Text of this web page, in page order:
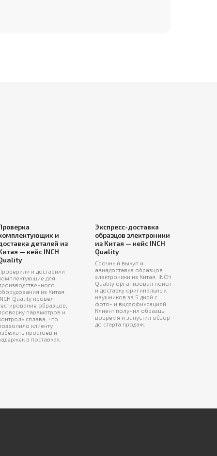
и
деталей из
— кейс INCH
и доставили
для
из Китая.
Quality провёл
образцов,
параметров и
сплава, что
клиенту
простоев и
в поставках.
Экспресс-доставка
образцов электроники
из Китая — кейс INCH
Quality
Срочный выкуп и
авиадоставка образцов
электроники из Китая. INCH
Quality организовал поиск
и доставку оригинальных
наушников за 5 дней с
фото- и видеофиксацией.
Клиент получил образцы
вовремя и запустил обзор
до старта продаж.